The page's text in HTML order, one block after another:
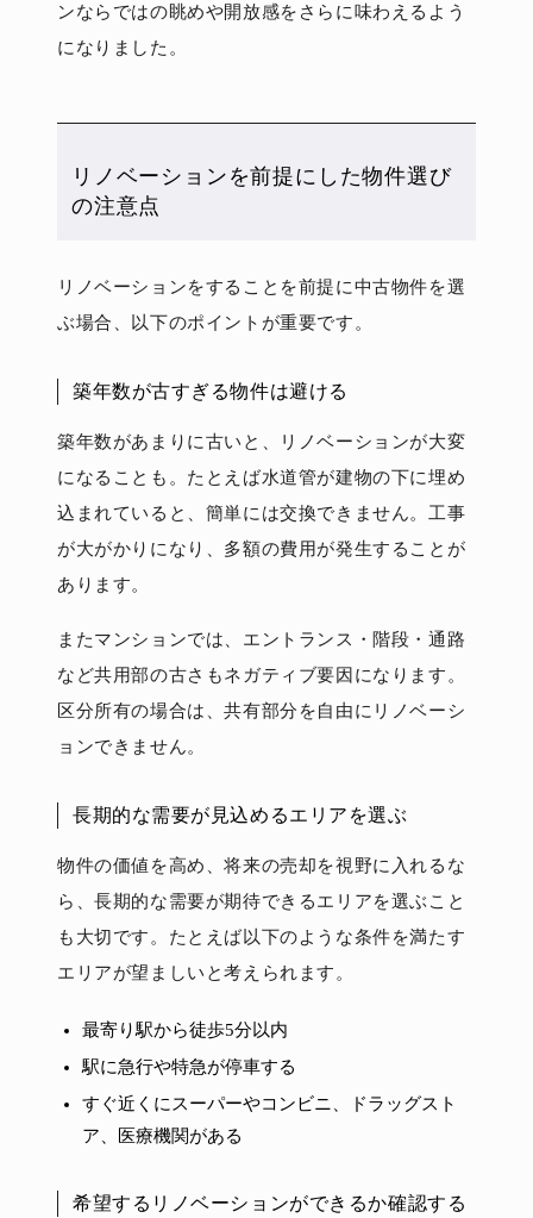
ンならではの眺めや開放感をさらに味わえるよう
になりました。
リノベーションを前提にした物件選び
の注意点
リノベーションをすることを前提に中古物件を選
ぶ場合、以下のポイントが重要です。
築年数が古すぎる物件は避ける
築年数があまりに古いと、リノベーションが大変
になることも。たとえば水道管が建物の下に埋め
込まれていると、簡単には交換できません。工事
が大がかりになり、多額の費用が発生することが
あります。
またマンションでは、エントランス・階段・通路
など共用部の古さもネガティブ要因になります。
区分所有の場合は、共有部分を自由にリノベーシ
ョンできません。
長期的な需要が見込めるエリアを選ぶ
物件の価値を高め、将来の売却を視野に入れるな
ら、長期的な需要が期待できるエリアを選ぶこと
も大切です。たとえば以下のような条件を満たす
エリアが望ましいと考えられます。
最寄り駅から徒歩5分以内
駅に急行や特急が停車する
すぐ近くにスーパーやコンビニ、ドラッグスト
ア、医療機関がある
希望するリノベーションができるか確認する